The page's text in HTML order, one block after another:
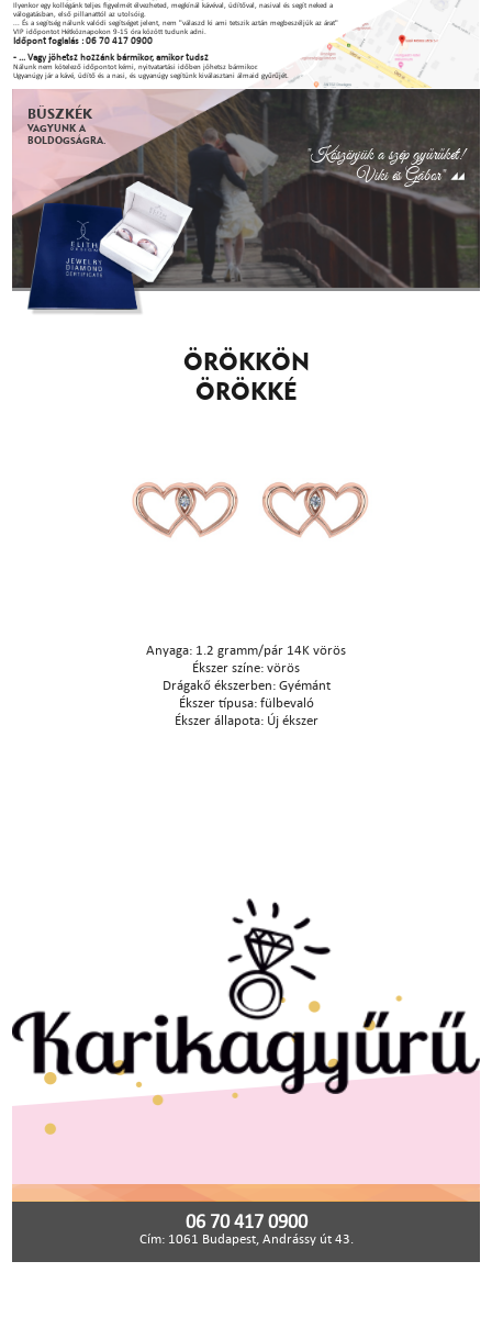
Ilyenkor egy kollégánk teljes figyelmét élvezheted, megkínál kávéval, üdítőval, nasival és segít neked a
válogatásban, első pillanattól az utolsóig.
... És a segítség nálunk valódi segítséget jelent, nem "válaszd ki ami tetszik aztán megbeszéljük az árat"
VIP időpontot Hétköznapokon 9-15 óra között tudunk adni.
Időpont foglalás : 06 70 417 0900
- ... Vagy jöhetsz hozzánk bármikor, amikor tudsz
Nálunk nem kötelező időpontot kérni, nyitvatartási időben jöhetsz bármikor.
Ugyanúgy jár a kávé, üdítő és a nasi, és ugyanúgy segítünk kiválasztani álmaid gyűrűjét.
BÜSZKÉK
VAGYUNK A
BOLDOGSÁGRA.
"Köszönjük a szép gyűrűket!
Viki és Gábor"
ÖRÖKKÖN
ÖRÖKKÉ
Anyaga: 1.2 gramm/pár 14K vörös
Ékszer színe: vörös
Drágakő ékszerben: Gyémánt
Ékszer típusa: fülbevaló
Ékszer állapota: Új ékszer
06 70 417 0900
Cím: 1061 Budapest, Andrássy út 43.